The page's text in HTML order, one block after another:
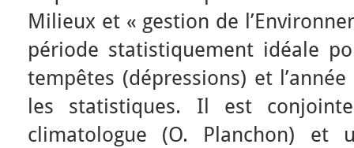
Milieux et « gestion de
période statistiquement idéale
tempêtes (dépressions) et
les statistiques. Il est
climatologue (O. Planchon) et